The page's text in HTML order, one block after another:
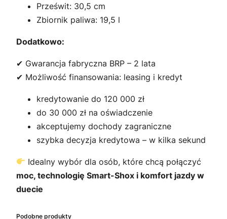
Prześwit: 30,5 cm
Zbiornik paliwa: 19,5 l
Dodatkowo:
✔ Gwarancja fabryczna BRP – 2 lata
✔ Możliwość finansowania: leasing i kredyt
kredytowanie do 120 000 zł
do 30 000 zł na oświadczenie
akceptujemy dochody zagraniczne
szybka decyzja kredytowa – w kilka sekund
Idealny wybór dla osób, które chcą połączyć
moc, technologię Smart-Shox i komfort jazdy w
duecie
Podobne produkty